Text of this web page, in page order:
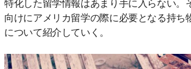
向けにアメリカ留学の際に必要となる持ち
について紹介していく。